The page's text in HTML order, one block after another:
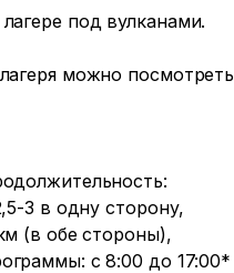
под вулканами.
можно
3 в одну сторону,
(в обе стороны),
с 8:00 до 17:00*